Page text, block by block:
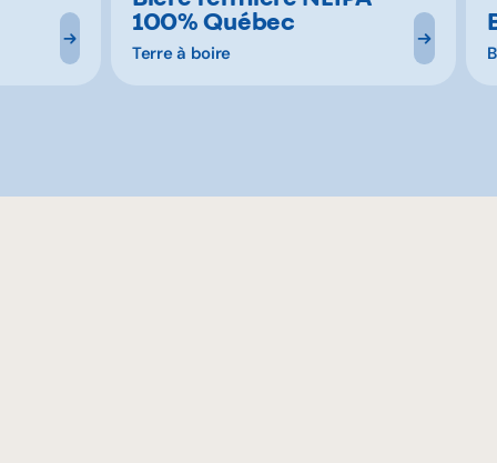
100% Québec
Terre à boire